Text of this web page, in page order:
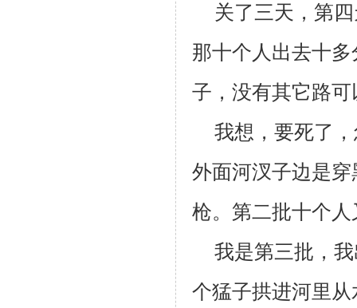
关了三天，第
那十个人出去十
子，没有其它路
我想，要死了
外面河汊子边是
枪。第二批十个
我是第三批，
个猛子拱进河里